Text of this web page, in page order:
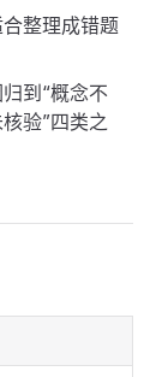
整理成错题
到“概念不
验”四类之